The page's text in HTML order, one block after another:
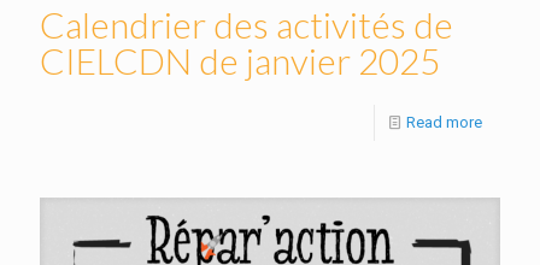
Calendrier des activités de
CIELCDN de janvier 2025
Read more